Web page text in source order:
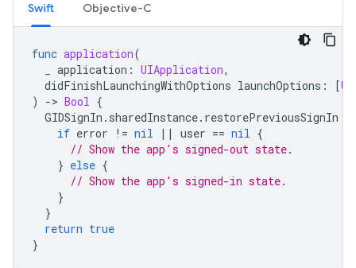
Swift Objective-C
func application(
application : UIApplication,
didFinishLaunchingWithOptions launchOptions : [
)
-> Bool {
GIDSignIn . sharedInstance. restorePreviousSignIn
if error != nil || user == nil {
// Show the app's signed-out state.
} else {
// Show the app's signed-in state.
}
}
return true
}